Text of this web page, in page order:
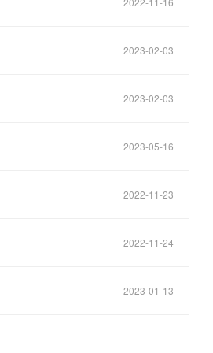
2023-02-03
2023-02-03
2023-05-16
2022-11-23
2022-11-24
2023-01-13